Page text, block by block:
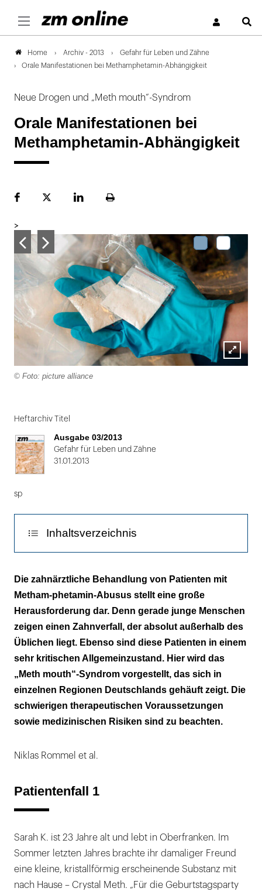
Home Archiv - 2013
Gefahr für Leben und Zähne
Orale Manifestationen bei Methamphetamin-Abhängigkeit
Neue Drogen und „Meth mouth“-Syndrom
Orale Manifestationen bei
Methamphetamin-Abhängigkeit
FacebookPlattformLinekdInSeite
>
Lightbox
© Foto: picture alliance
1
von
2
Heftarchiv Titel
Ausgabe 03/2013
Gefahr für Leben und Zähne
31.01.2013
sp
Inhaltsverzeichnis
Patientenfall 1
Patientenfall 2
Epidemiologie und Ätiologie
Epikrise und Diskussion
Die zahnärztliche Behandlung von Patienten mit
Metham-phetamin-Abusus stellt eine große
Herausforderung dar. Denn gerade junge Menschen
zeigen einen Zahnverfall, der absolut außerhalb des
Üblichen liegt. Ebenso sind diese Patienten in einem
sehr kritischen Allgemeinzustand. Hier wird das
„Meth mouth“-Syndrom vorgestellt, das sich in
einzelnen Regionen Deutschlands gehäuft zeigt. Die
schwierigen therapeutischen Voraussetzungen
sowie medizinischen Risiken sind zu beachten.
Niklas Rommel et al.
Patientenfall 1
Sarah K. ist 23 Jahre alt und lebt in Oberfranken. Im
Sommer letzten Jahres brachte ihr damaliger Freund
eine kleine, kristallförmig erscheinende Substanz mit
nach Hause – Crystal Meth. „Für die Geburtstagsparty